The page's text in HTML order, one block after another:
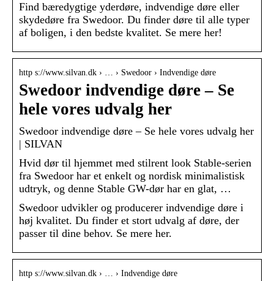
Find bæredygtige yderdøre, indvendige døre eller
skydedøre fra Swedoor. Du finder døre til alle typer
af boligen, i den bedste kvalitet. Se mere her!
http s://www.silvan.dk › … › Swedoor › Indvendige døre
Swedoor indvendige døre – Se
hele vores udvalg her
Swedoor indvendige døre – Se hele vores udvalg her
| SILVAN
Hvid dør til hjemmet med stilrent look Stable-serien
fra Swedoor har et enkelt og nordisk minimalistisk
udtryk, og denne Stable GW-dør har en glat, …
Swedoor udvikler og producerer indvendige døre i
høj kvalitet. Du finder et stort udvalg af døre, der
passer til dine behov. Se mere her.
http s://www.silvan.dk › … › Indvendige døre